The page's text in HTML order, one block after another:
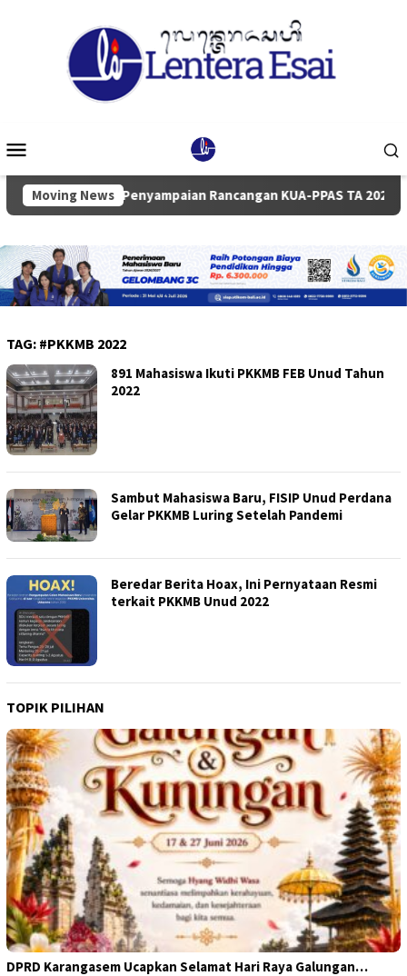
Mobile
Moving News
Penyampaian Rancangan KUA-PPAS TA 2027
TAG: #PKKMB 2022
891 Mahasiswa Ikuti PKKMB FEB Unud Tahun
2022
Sambut Mahasiswa Baru, FISIP Unud Perdana
Gelar PKKMB Luring Setelah Pandemi
Beredar Berita Hoax, Ini Pernyataan Resmi
terkait PKKMB Unud 2022
TOPIK PILIHAN
DPRD Karangasem Ucapkan Selamat Hari Raya Galungan…